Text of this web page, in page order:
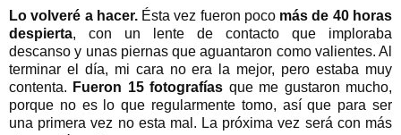
Lo volveré a hacer.Ésta vez fueron poco más de 40 horas
despierta, con un lente de contacto que imploraba
descanso y unas piernas que aguantaron como valientes. Al
terminar el día, mi cara no era la mejor, pero estaba muy
contenta. Fueron 15 fotografías que me gustaron mucho,
porque no es lo que regularmente tomo, así que para ser
una primera vez no esta mal. La próxima vez será con más